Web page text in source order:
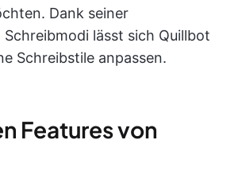
Dank seiner
lässt sich Quillbot
Schreibstile anpassen.
Features von